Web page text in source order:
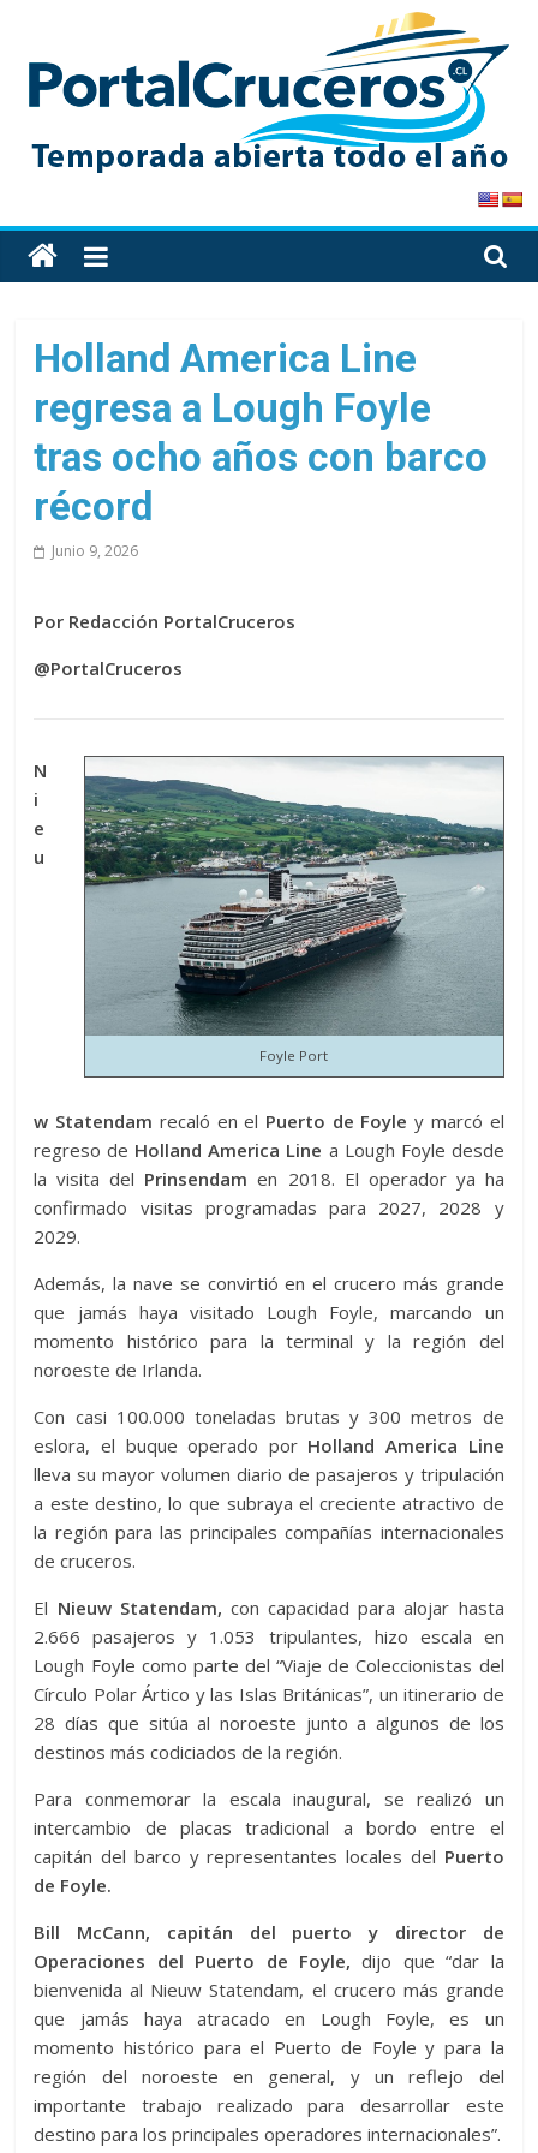
content
PortalCruceros
Toda
la
de
cruceros
en
un
solo
Holland America Line
regresa a Lough Foyle
tras ocho años con barco
récord
Junio 9, 2026
Por Redacción PortalCruceros
@PortalCruceros
Foyle Port
N
i
e
u
w Statendam recaló en el Puerto de Foyle y marcó el
regreso de Holland America Line a Lough Foyle desde
la visita del Prinsendam en 2018. El operador ya ha
confirmado visitas programadas para 2027, 2028 y
2029.
Además, la nave se convirtió en el crucero más grande
que jamás haya visitado Lough Foyle, marcando un
momento histórico para la terminal y la región del
noroeste de Irlanda.
Con casi 100.000 toneladas brutas y 300 metros de
eslora, el buque operado porHolland America Line
lleva su mayor volumen diario de pasajeros y tripulación
a este destino, lo que subraya el creciente atractivo de
la región para las principales compañías internacionales
de cruceros.
El Nieuw Statendam, con capacidad para alojar hasta
2.666 pasajeros y 1.053 tripulantes, hizo escala en
Lough Foyle como parte del “Viaje de Coleccionistas del
Círculo Polar Ártico y las Islas Británicas”, un itinerario de
28 días que sitúa al noroeste junto a algunos de los
destinos más codiciados de la región.
Para conmemorar la escala inaugural, se realizó un
intercambio de placas tradicional a bordo entre el
capitán del barco y representantes locales del Puerto
de Foyle.
Bill McCann, capitán del puerto y director de
Operaciones del Puerto de Foyle, dijo que “dar la
bienvenida al Nieuw Statendam, el crucero más grande
que jamás haya atracado en Lough Foyle, es un
momento histórico para el Puerto de Foyle y para la
región del noroeste en general, y un reflejo del
importante trabajo realizado para desarrollar este
destino para los principales operadores internacionales”.